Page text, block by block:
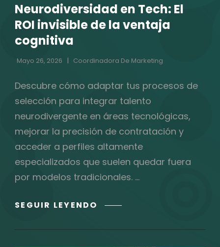
Neurodiversidad en Tech: El
ROI invisible de la ventaja
cognitiva
Mayo 26, 2026 Coordinadora De Marketing
Descubre cómo adaptar tus procesos de
selección para integrar talento
neurodivergente en áreas tecnológicas,
mejorar la precisión de contratación y
acceder a perfiles altamente
especializados que suelen quedar fuera
por modelos tradicionales. …
SEGUIR LEYENDO NEURODIVERSIDAD
TECH: